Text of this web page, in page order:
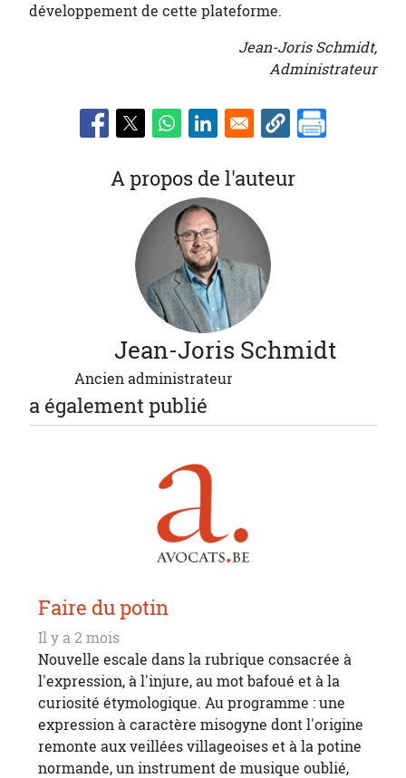
développement de cette plateforme.
Jean-Joris Schmidt,
Administrateur
A propos de l'auteur
Jean-Joris Schmidt
Ancien administrateur
a également publié
Faire du potin
Il y a 2 mois
Nouvelle escale dans la rubrique consacrée à
l'expression, à l'injure, au mot bafoué et à la
curiosité étymologique. Au programme : une
expression à caractère misogyne dont l'origine
remonte aux veillées villageoises et à la potine
normande, un instrument de musique oublié,